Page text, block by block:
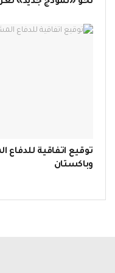
توقيع اتفاقية للدفاع
وباكستان